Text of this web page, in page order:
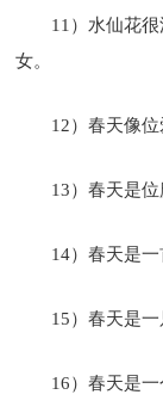
11）水仙花
女。
12）春天像
13）春天是
14）春天是
15）春天是
16）春天是